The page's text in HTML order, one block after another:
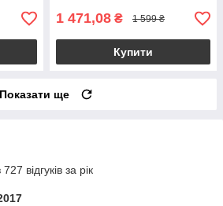
1 471,08 ₴ 1 599 ₴
Купити
Показати ще
відгуків за рік